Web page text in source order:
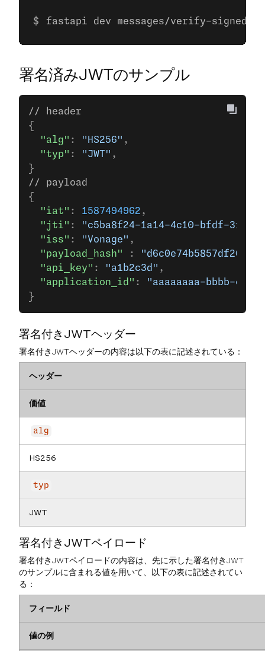
fastapi dev messages/verify-signed-
署名済みJWTのサンプル
// header
{
  "alg"
: "HS256" ,
  "typ"
: "JWT" ,
}
// payload
{
  "iat"
: 1587494962 ,
  "jti"
:
"c5ba8f24-1a14-4c10-bfdf-
  "iss"
: "Vonage" ,
  "payload_hash"
:
  "api_key"
: "a1b2c3d" ,
  "application_id"
:
"aaaaaaaa-bbbb-
}
署名付きJWTヘッダー
署名付きJWTヘッダーの内容は以下の表に記述されている：
ヘッダー
価値
alg
HS256
typ
JWT
署名付きJWTペイロード
署名付きJWTペイロードの内容は、先に示した署名付きJWT
のサンプルに含まれる値を用いて、以下の表に記述されてい
る：
フィールド
値の例